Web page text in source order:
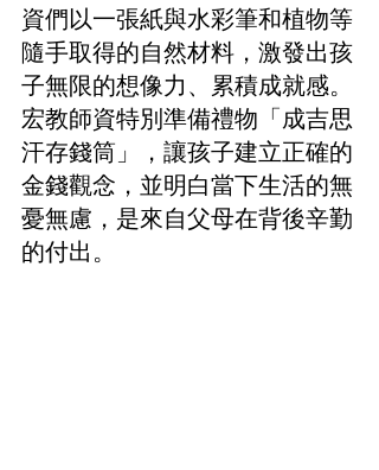
資們以一張紙與水彩筆和植物等
隨手取得的自然材料，激發出孩
子無限的想像力、累積成就感。
宏教師資特別準備禮物「成吉思
汗存錢筒」，讓孩子建立正確的
金錢觀念，並明白當下生活的無
憂無慮，是來自父母在背後辛勤
的付出。